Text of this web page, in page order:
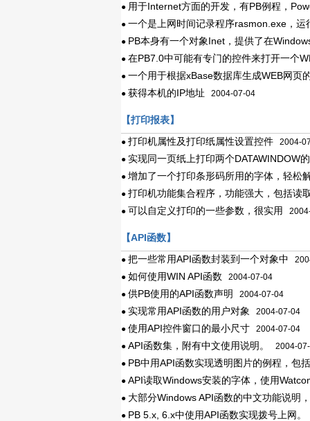
● 用于Internet方面的开发，有PB例程，
● 一个是上网时间记录程序rasmon.exe，
● PB本身有一个对象Inet，提供了在
● 在PB7.0中可能有专门的控件来打开一个
● 一个用于根据xBase数据库生成WEB网页
● 获得本机的IP地址 2004-07-04
【打印报表】
● 打印机属性及打印纸属性设置控件 2004-
● 实现同一页纸上打印两个DATAWINDOW
● 增加了一个打印条形码所用的字体，轻松
● 打印机功能集合程序，功能强大，包括读
● 可以自定义打印的一些参数，很实用
【API函数】
● 把一些常用API函数封装到一个对象中
● 如何使用WIN API函数 2004-07-04
● 供PB使用的API函数声明
2004-07-04
● 实现常用API函数的用户对象
2004-07-04
● 使用API控件窗口的最小尺寸 2004-07-04
● API函数集，附有中文使用说明。
2004-
● PB中用API函数实现透明图片的例程，包
● API读取Windows安装的字体，使用
● 大部分Windows API函数的中文功能说明
● PB 5.x, 6.x中使用API函数实现拨号上网。